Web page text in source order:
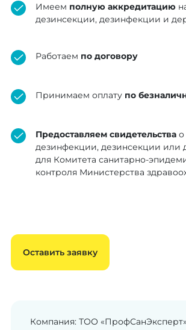
Имеем полную аккредитацию
дезинсекции, дезинфекции и
Работаем по договору
Принимаем оплату по
Предоставляем свидетельствао
дезинфекции, дезинсекции или
для Комитета санитарно-
контроля Министерства
Оставить заявку
Компания: ТОО «ПрофСанЭксперт»